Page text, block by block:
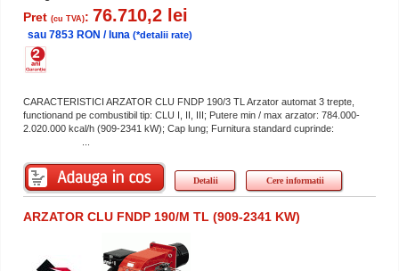
Pret (cu TVA): 76.710,2 lei
sau 7853 RON / luna (*detalii rate)
CARACTERISTICI ARZATOR CLU FNDP 190/3 TL Arzator automat 3 trepte,
functionand pe combustibil tip: CLU I, II, III; Putere min / max arzator: 784.000-
2.020.000 kcal/h (909-2341 kW); Cap lung; Furnitura standard cuprinde:
Detalii Cere informatii
ARZATOR CLU FNDP 190/M TL (909-2341 KW)